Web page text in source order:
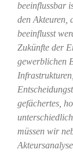
beeinflussbar
den Akteuren,
beeinflusst
Zukünfte der
gewerblichen
gefächertes,
müssen wir